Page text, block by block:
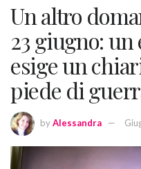
Un altro
23 giugno:
esige un
piede di
byAlessandra